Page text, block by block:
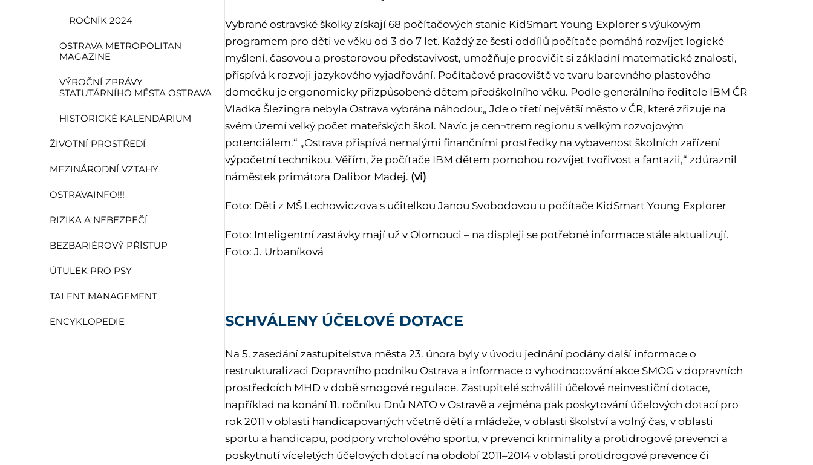
ROČNÍK 2024
OSTRAVA METROPOLITAN
MAGAZINE
VÝROČNÍ ZPRÁVY
STATUTÁRNÍHO MĚSTA OSTRAVA
HISTORICKÉ KALENDÁRIUM
ŽIVOTNÍ PROSTŘEDÍ
MEZINÁRODNÍ VZTAHY
OSTRAVAINFO!!!
RIZIKA A NEBEZPEČÍ
BEZBARIÉROVÝ PŘÍSTUP
ÚTULEK PRO PSY
TALENT MANAGEMENT
ENCYKLOPEDIE
Vybrané ostravské školky získají 68 počítačových stanic KidSmart Young Explorer s výukovým
programem pro děti ve věku od 3 do 7 let. Každý ze šesti oddílů počítače pomáhá rozvíjet logické
myšlení, časovou a prostorovou představivost, umožňuje procvičit si základní matematické znalosti,
přispívá k rozvoji jazykového vyjadřování. Počítačové pracoviště ve tvaru barevného plastového
domečku je ergonomicky přizpůsobené dětem předškolního věku. Podle generálního ředitele IBM ČR
Vladka Šlezingra nebyla Ostrava vybrána náhodou:„ Jde o třetí největší město v ČR, které zřizuje na
svém území velký počet mateřských škol. Navíc je cen¬trem regionu s velkým rozvojovým
potenciálem.“ „Ostrava přispívá nemalými finančními prostředky na vybavenost školních zařízení
výpočetní technikou. Věřím, že počítače IBM dětem pomohou rozvíjet tvořivost a fantazii,“ zdůraznil
náměstek primátora Dalibor Madej. (vi)
Foto: Děti z MŠ Lechowiczova s učitelkou Janou Svobodovou u počítače KidSmart Young Explorer
Foto: Inteligentní zastávky mají už v Olomouci – na displeji se potřebné informace stále aktualizují.
Foto: J. Urbaníková
SCHVÁLENY ÚČELOVÉ DOTACE
Na 5. zasedání zastupitelstva města 23. února byly v úvodu jednání podány další informace o
restrukturalizaci Dopravního podniku Ostrava a informace o vyhodnocování akce SMOG v dopravních
prostředcích MHD v době smogové regulace. Zastupitelé schválili účelové neinvestiční dotace,
například na konání 11. ročníku Dnů NATO v Ostravě a zejména pak poskytování účelových dotací pro
rok 2011 v oblasti handicapovaných včetně dětí a mládeže, v oblasti školství a volný čas, v oblasti
sportu a handicapu, podpory vrcholového sportu, v prevenci kriminality a protidrogové prevenci a
poskytnutí víceletých účelových dotací na období 2011–2014 v oblasti protidrogové prevence či